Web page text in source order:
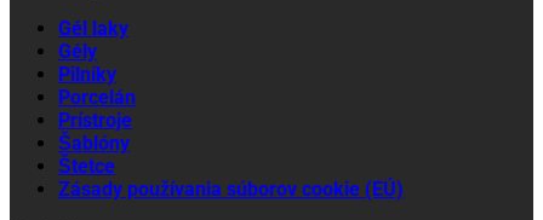
Gél laky
Gély
Pilníky
Porcelán
Prístroje
Šablóny
Štetce
Zásady používania súborov cookie (EÚ)